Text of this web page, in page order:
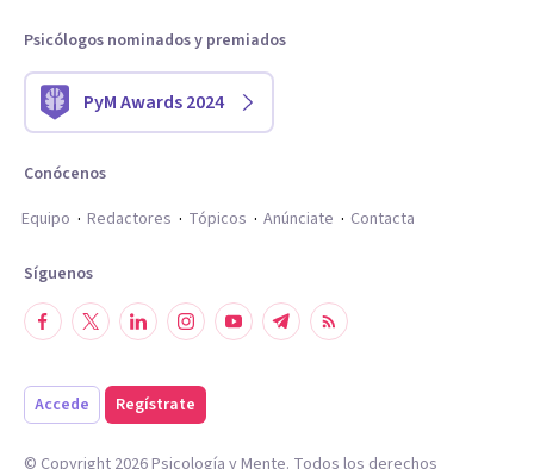
Psicólogos nominados y premiados
PyM Awards 2024
Conócenos
Equipo
Redactores Tópicos Anúnciate Contacta
Síguenos
Accede Regístrate
© Copyright 2026Psicología y Mente. Todos los derechos